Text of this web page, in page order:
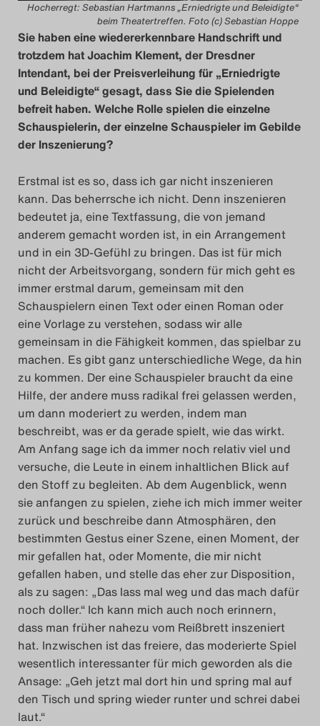
Hocherregt: Sebastian Hartmanns „Erniedrigte und Beleidigte“
beim Theatertreffen. Foto (c) Sebastian Hoppe
Sie haben eine wiedererkennbare Handschrift und
trotzdem hat Joachim Klement, der Dresdner
Intendant, bei der Preisverleihung für „Erniedrigte
und Beleidigte“ gesagt, dass Sie die Spielenden
befreit haben. Welche Rolle spielen die einzelne
Schauspielerin, der einzelne Schauspieler im Gebilde
der Inszenierung?
Erstmal ist es so, dass ich gar nicht inszenieren
kann. Das beherrsche ich nicht. Denn inszenieren
bedeutet ja, eine Textfassung, die von jemand
anderem gemacht worden ist, in ein Arrangement
und in ein 3D-Gefühl zu bringen. Das ist für mich
nicht der Arbeitsvorgang, sondern für mich geht es
immer erstmal darum, gemeinsam mit den
Schauspielern einen Text oder einen Roman oder
eine Vorlage zu verstehen, sodass wir alle
gemeinsam in die Fähigkeit kommen, das spielbar zu
machen. Es gibt ganz unterschiedliche Wege, da hin
zu kommen. Der eine Schauspieler braucht da eine
Hilfe, der andere muss radikal frei gelassen werden,
um dann moderiert zu werden, indem man
beschreibt, was er da gerade spielt, wie das wirkt.
Am Anfang sage ich da immer noch relativ viel und
versuche, die Leute in einem inhaltlichen Blick auf
den Stoff zu begleiten. Ab dem Augenblick, wenn
sie anfangen zu spielen, ziehe ich mich immer weiter
zurück und beschreibe dann Atmosphären, den
bestimmten Gestus einer Szene, einen Moment, der
mir gefallen hat, oder Momente, die mir nicht
gefallen haben, und stelle das eher zur Disposition,
als zu sagen: „Das lass mal weg und das mach dafür
noch doller.“ Ich kann mich auch noch erinnern,
dass man früher nahezu vom Reißbrett inszeniert
hat. Inzwischen ist das freiere, das moderierte Spiel
wesentlich interessanter für mich geworden als die
Ansage: „Geh jetzt mal dort hin und spring mal auf
den Tisch und spring wieder runter und schrei dabei
laut.“